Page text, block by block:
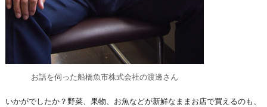
お話を伺った船橋魚市株式会社の渡邊さん
いかがでしたか？野菜、果物、お魚などが新鮮なままお店で買えるのも、